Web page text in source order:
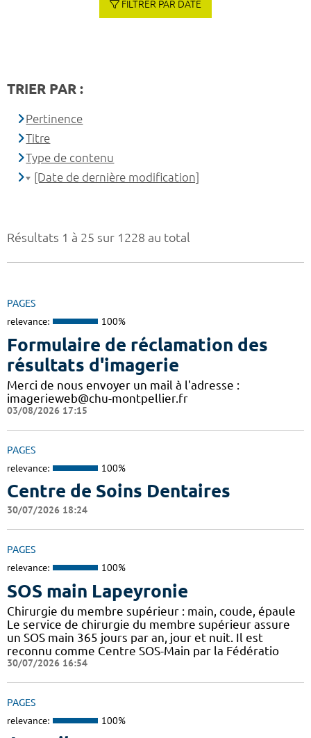
Résultats 1 à 25 sur 1228 au total
PAGES
relevance: 100%
Formulaire de réclamation des
résultats d'imagerie
Merci de nous envoyer un mail à l'adresse :
imagerieweb@chu-montpellier.fr
03/08/2026 17:15
PAGES
relevance: 100%
Centre de Soins Dentaires
30/07/2026 18:24
PAGES
relevance: 100%
SOS main Lapeyronie
Chirurgie du membre supérieur : main, coude, épaule
Le service de chirurgie du membre supérieur assure
un SOS main 365 jours par an, jour et nuit. Il est
reconnu comme Centre SOS-Main par la Fédératio
30/07/2026 16:54
PAGES
relevance: 100%
FILTRER PAR DATE
TRIER PAR :
Pertinence
Titre
Type de contenu
[Date de dernière modification]